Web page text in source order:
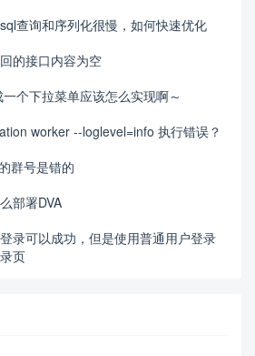
查询和序列化很慢，如何快速优化
的接口内容为空
个下拉菜单应该怎么实现啊～
worker --loglevel=info 执行错误？
群号是错的
部署DVA
录可以成功，但是使用普通用户登录
页